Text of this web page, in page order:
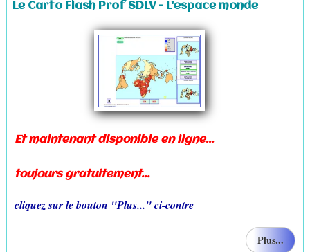
Le Carto Flash Prof SDLV - L'espace monde
Et maintenant disponible en ligne...
toujours gratuitement...
cliquez sur le bouton "Plus..." ci-contre
Plus...